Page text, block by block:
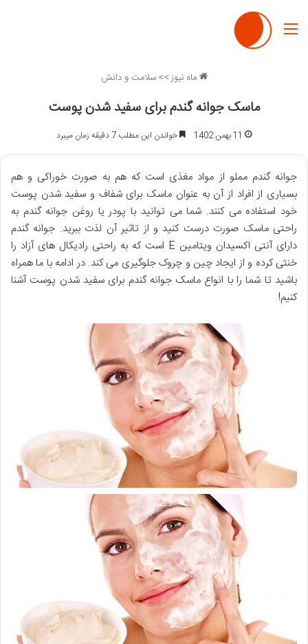
منو
ماه نیوز>> سلامت و دانش
ماسک جوانه گندم برای سفید شدن پوست
11 بهمن 1402 خواندن این مطلب 7 دقیقه زمان میبرد
جوانه گندم مملو از مواد مغذی است که هم به صورت خوراکی و هم
بسیاری از افراد از آن به عنوان ماسک برای شفاف و سفید شدن پوست
خود استفاده می کنند. شما می توانید با پودر یا روغن جوانه گندم به
راحتی ماسک صورت درست کنید و از تاثیر آن لذت ببرید. جوانه گندم
دارای آنتی اکسیدان ویتامین E است که به راحتی رادیکال های آزاد را
خنثی کرده و از ایجاد چین و چروک جلوگیری می کند. در ادامه با ما همراه
باشید تا شما را با انواع ماسک جوانه گندم برای سفید شدن پوست آشنا
کنیم!